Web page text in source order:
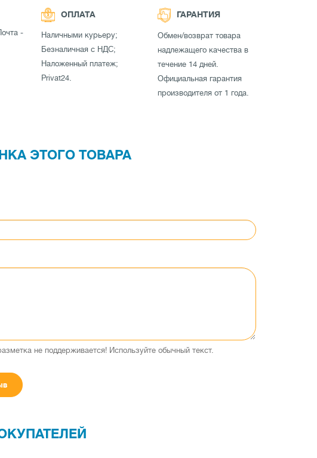
-
ОПЛАТА
Наличными курьеру;
Безналичная с НДС;
Наложенный платеж;
Privat24.
ГАРАНТИЯ
Обмен/возврат товара
надлежащего качества в
течение 14 дней.
Официальная гарантия
производителя от 1 года.
ЭТОГО ТОВАРА
не поддерживается! Используйте обычный текст.